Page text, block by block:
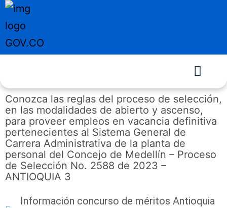
Conozca las reglas del proceso de selección,
en las modalidades de abierto y ascenso,
para proveer empleos en vacancia definitiva
pertenecientes al Sistema General de
Carrera Administrativa de la planta de
personal del Concejo de Medellín – Proceso
de Selección No. 2588 de 2023 –
ANTIOQUIA 3
Información concurso de méritos Antioquia